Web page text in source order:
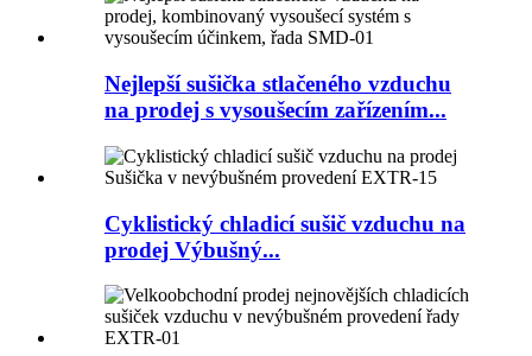
Nejlepší sušička stlačeného vzduchu
na prodej s vysoušecím zařízením...
Cyklistický chladicí sušič vzduchu na
prodej Výbušný...